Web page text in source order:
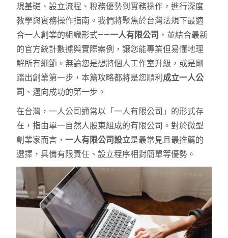
規基礎、設立流程、稅務優勢到實務操作，進行深度
教學與實務操作指南。我們將聚焦於台灣法規下最適
合一人創業的組織形式——一人有限公司 ，並結合最新
的官方統計數據與實際案例，讓您能專業但易懂地理
解所有細節。無論您是想將個人工作室升級，或是剛
踏出創業第一步，本篇攻略都將是您順利 成立一人公
司 、邁向成功的第一步。
在台灣，一人公司通常以「一人有限公司」的形式存
在，指由單一自然人股東組成的有限公司。對於微型
創業家而言，一人有限公司設立是最常見且最推薦的
選擇，具備有限責任、設立程序相對簡單等優勢。